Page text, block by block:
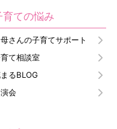
育ての悩み
さんの子育てサポート
て相談室
るBLOG
会